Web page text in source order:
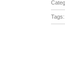
Tags: